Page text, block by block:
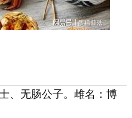
、无肠公子。雌名：博